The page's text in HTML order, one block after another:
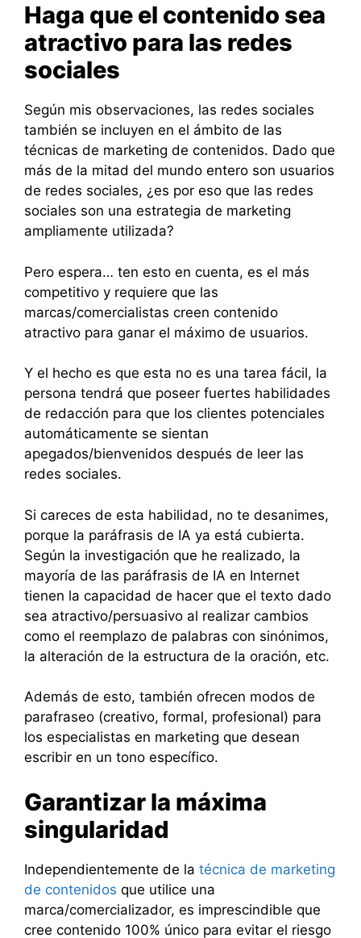
Haga que el contenido sea
atractivo para las redes
sociales
Según mis observaciones, las redes sociales
también se incluyen en el ámbito de las
técnicas de marketing de contenidos. Dado que
más de la mitad del mundo entero son usuarios
de redes sociales, ¿es por eso que las redes
sociales son una estrategia de marketing
ampliamente utilizada?
Pero espera… ten esto en cuenta, es el más
competitivo y requiere que las
marcas/comercialistas creen contenido
atractivo para ganar el máximo de usuarios.
Y el hecho es que esta no es una tarea fácil, la
persona tendrá que poseer fuertes habilidades
de redacción para que los clientes potenciales
automáticamente se sientan
apegados/bienvenidos después de leer las
redes sociales.
Si careces de esta habilidad, no te desanimes,
porque la paráfrasis de IA ya está cubierta.
Según la investigación que he realizado, la
mayoría de las paráfrasis de IA en Internet
tienen la capacidad de hacer que el texto dado
sea atractivo/persuasivo al realizar cambios
como el reemplazo de palabras con sinónimos,
la alteración de la estructura de la oración, etc.
Además de esto, también ofrecen modos de
parafraseo (creativo, formal, profesional) para
los especialistas en marketing que desean
escribir en un tono específico.
Garantizar la máxima
singularidad
Independientemente de la técnica de marketing
de contenidos que utilice una
marca/comercializador, es imprescindible que
cree contenido 100% único para evitar el riesgo